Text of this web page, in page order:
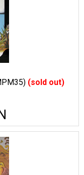
(sold out)